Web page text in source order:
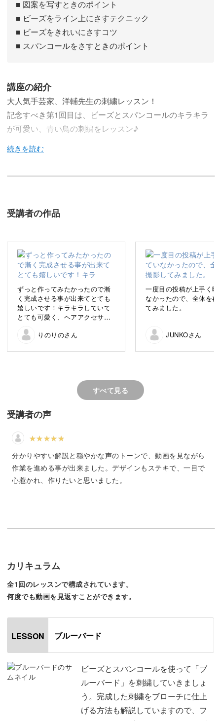
■ 図案を写すときのポイント
■ ビーズをライン上にさすテクニック
■ ビーズをきれいにさすコツ
■ スパンコールをさすときのポイント
講座の紹介
大人気手芸家、洋輔先生の刺繍レッスン！
記念すべき第1回目は、ビーズとスパンコールのキラキラ
が可愛い、青い鳥の刺繍をレッスン♪
していきます♪
カラフルな動物や植物の刺繍で大人気の洋輔先生による、
楽しみながら刺繍ができるレッスン。
ビーズとスパンコールのキラキラ感が可愛い、青い鳥を刺
繍で作っていきましょう！
完成した刺繍をブローチに仕上げる方法も解説しています
ので、ファッションのポイントにすることができますよ。
◆図案を写すときのポイント
◆ビーズをライン上にさすテクニック
◆ビーズをきれいにさすコツ
◆スパンコールをさすときのポイント
ていますよ。
刺繍をする布を選ぶポイントやビーズをさすコツなど、洋
輔先生流の細かなコツもたっぷりお伝えしていきます。
繍の様子がとてもわかりやすくなっていますよ。
ビーズやスパンコールの種類や色の組み合わせ方によっ
て、同じ図案でも大きくイメージが変わりますので、自由
にアレンジしてみてくださいね♪
受講者の作品
ずっと作ってみたかったので漸
く完成させる事が出来てとても
嬉しいです！キラキラしていて
とても可愛く、ヘアアクセサリ
2wayのクリップ付きのピンを着
いなかったスパンコールの付け
ついつい埋めたくなり…結果的
にビーズが詰まってしまい、こ
んもり仕上げに(笑)(汗)次はもっ
と上手に刺せる様に頑張りたい
です。ビーズ刺繍の針と糸の推
奨サイズやおススメなどありま
したら教えて頂けると嬉しいで
りのりのさん
一度目の投稿が上手く映
なかったので、全体を再
てみました。
JUNKOさん
すべて見る
受講者の声
分かりやすい解説と穏やかな声のトーンで、動画を見ながら
作業を進める事が出来ました。デザインもステキで、一目で
心惹かれ、作りたいと思いました。
カリキュラム
全1回のレッスンで構成されています。
何度でも動画を見返すことができます。
LESSON ブルーバード
ビーズとスパンコールを使って「ブ
ルーバード」を刺繍していきましょ
う。完成した刺繍をブローチに仕上
げる方法も解説していますので、フ